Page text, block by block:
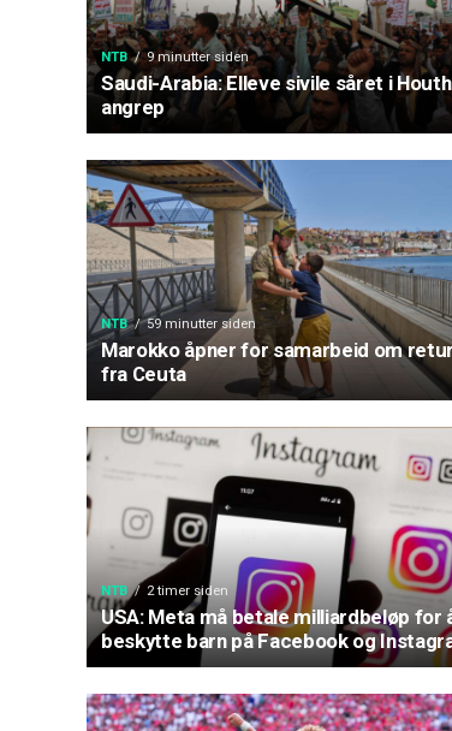
NTB 9 minutter siden
Saudi-Arabia: Elleve sivile såret i
angrep
NTB 59 minutter siden
Marokko åpner for samarbeid om
fra Ceuta
NTB 2 timer siden
USA: Meta må betale milliardbeløp for
beskytte barn på Facebook og